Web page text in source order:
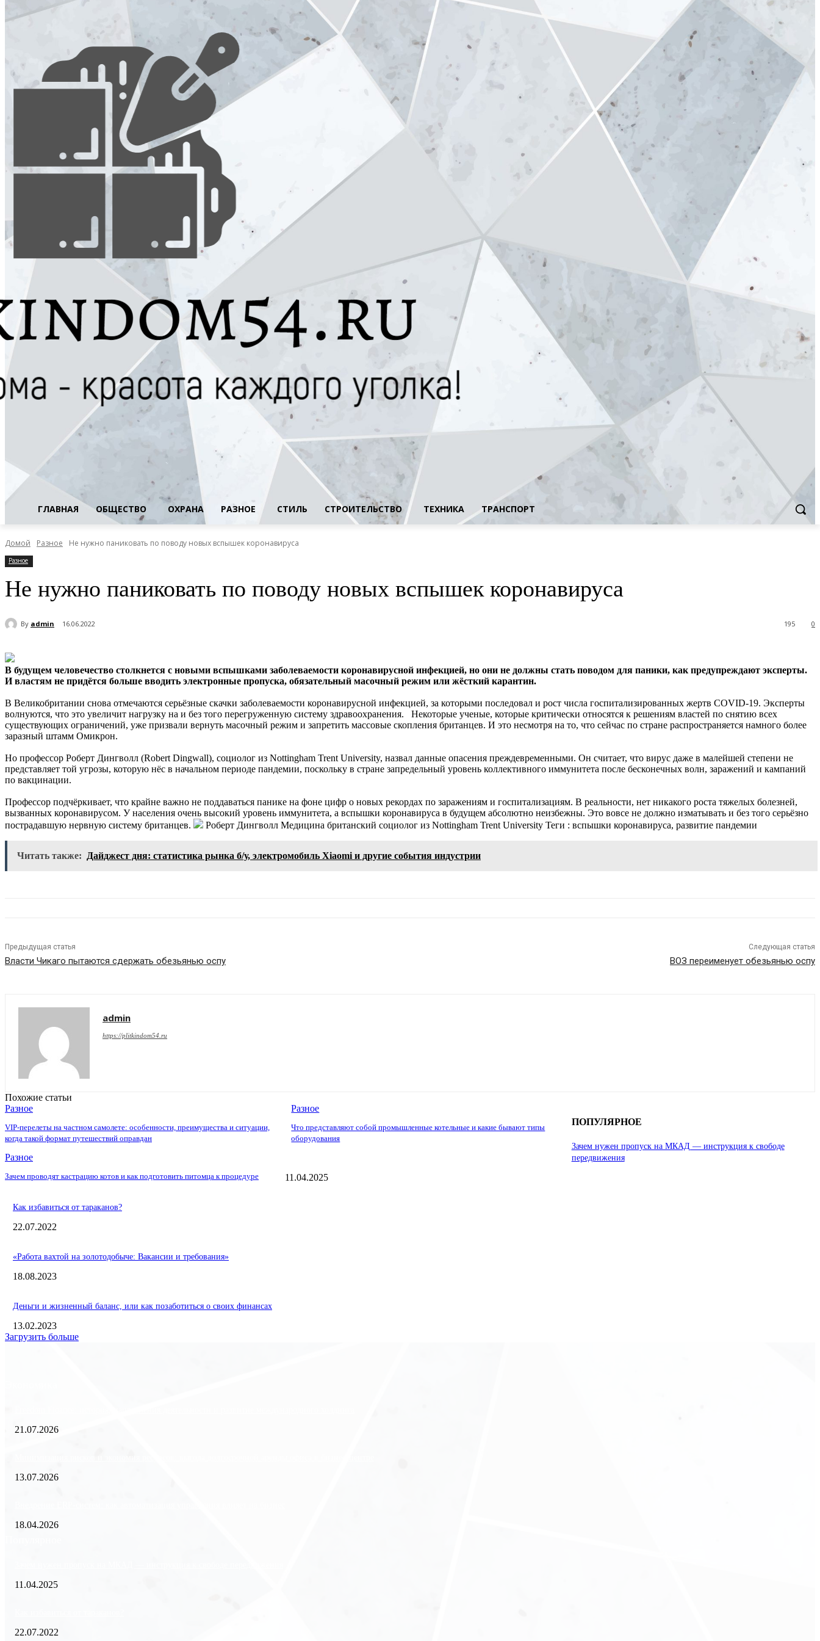
ГЛАВНАЯ ОБЩЕСТВО ОХРАНА РАЗНОЕ СТИЛЬ СТРОИТЕЛЬСТВО ТЕХНИКА ТРАНСПОРТ
Домой Разное Не нужно паниковать по поводу новых вспышек коронавируса
Разное
Не нужно паниковать по поводу новых вспышек коронавируса
By admin 16.06.2022 0
195
В будущем человечество столкнется с новыми вспышками заболеваемости коронавирусной инфекцией, но они не должны стать поводом для паники, как предупреждают эксперты.
И властям не придётся больше вводить электронные пропуска, обязательный масочный режим или жёсткий карантин.
В Великобритании снова отмечаются серьёзные скачки заболеваемости коронавирусной инфекцией, за которыми последовал и рост числа госпитализированных жертв COVID-19. Эксперты
волнуются, что это увеличит нагрузку на и без того перегруженную систему здравоохранения. Некоторые ученые, которые критически относятся к решениям властей по снятию всех
существующих ограничений, уже призвали вернуть масочный режим и запретить массовые скопления британцев. И это несмотря на то, что сейчас по стране распространяется намного более
заразный штамм Омикрон.
Но профессор Роберт Дингволл (Robert Dingwall), социолог из Nottingham Trent University, назвал данные опасения преждевременными. Он считает, что вирус даже в малейшей степени не
представляет той угрозы, которую нёс в начальном периоде пандемии, поскольку в стране запредельный уровень коллективного иммунитета после бесконечных волн, заражений и кампаний
по вакцинации.
Профессор подчёркивает, что крайне важно не поддаваться панике на фоне цифр о новых рекордах по заражениям и госпитализациям. В реальности, нет никакого роста тяжелых болезней,
вызванных коронавирусом. У населения очень высокий уровень иммунитета, а вспышки коронавируса в будущем абсолютно неизбежны. Это вовсе не должно изматывать и без того серьёзно
пострадавшую нервную систему британцев.
Роберт Дингволл Медицина британский социолог из Nottingham Trent University Теги : вспышки коронавируса, развитие пандемии
Читать также: Дайджест дня: статистика рынка б/у, электромобиль Xiaomi и другие события индустрии
Предыдущая статья
Власти Чикаго пытаются сдержать обезьянью оспу
Следующая статья
ВОЗ переименует обезьянью оспу
admin
https://plitkindom54.ru
Похожие статьи
Разное
VIP-перелеты на частном самолете: особенности, преимущества и ситуации,
когда такой формат путешествий оправдан
Разное
Что представляют собой промышленные котельные и какие бывают типы
оборудования
Разное
Зачем проводят кастрацию котов и как подготовить питомца к процедуре
ПОПУЛЯРНОЕ
Зачем нужен пропуск на МКАД — инструкция к свободе
передвижения
11.04.2025
Как избавиться от тараканов?
22.07.2022
«Работа вахтой на золотодобыче: Вакансии и требования»
18.08.2023
Деньги и жизненный баланс, или как позаботиться о своих финансах
13.02.2023
Загрузить больше
21.07.2026
13.07.2026
18.04.2026
11.04.2025
22.07.2022